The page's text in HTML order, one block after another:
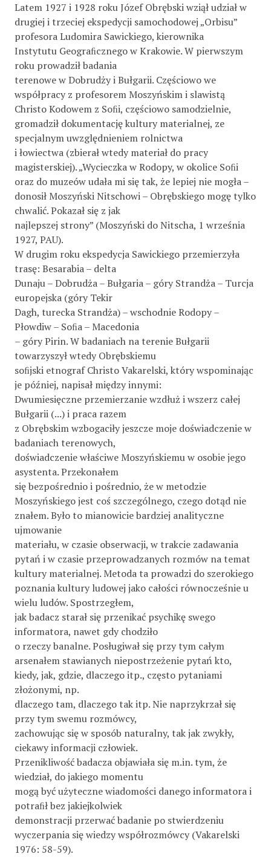
Latem 1927 i 1928 roku Józef Obrębski wziął udział w
drugiej i trzeciej ekspedycji samochodowej „Orbisu”
profesora Ludomira Sawickiego, kierownika
Instytutu Geograﬁcznego w Krakowie. W pierwszym
roku prowadził badania
terenowe w Dobrudży i Bułgarii. Częściowo we
współpracy z profesorem Moszyńskim i slawistą
Christo Kodowem z Soﬁi, częściowo samodzielnie,
gromadził dokumentację kultury materialnej, ze
specjalnym uwzględnieniem rolnictwa
i łowiectwa (zbierał wtedy materiał do pracy
magisterskiej). „Wycieczka w Rodopy, w okolice Soﬁi
oraz do muzeów udała mi się tak, że lepiej nie mogła –
donosił Moszyński Nitschowi – Obrębskiego mogę tylko
chwalić. Pokazał się z jak
najlepszej strony” (Moszyński do Nitscha, 1 września
1927, PAU).
W drugim roku ekspedycja Sawickiego przemierzyła
trasę: Besarabia – delta
Dunaju – Dobrudża – Bułgaria – góry Strandża – Turcja
europejska (góry Tekir
Dagh, turecka Strandża) – wschodnie Rodopy –
Płowdiw – Soﬁa – Macedonia
– góry Pirin. W badaniach na terenie Bułgarii
towarzyszył wtedy Obrębskiemu
soﬁjski etnograf Christo Vakarelski, który wspominając
je później, napisał między innymi:
Dwumiesięczne przemierzanie wzdłuż i wszerz całej
Bułgarii (...) i praca razem
z Obrębskim wzbogaciły jeszcze moje doświadczenie w
badaniach terenowych,
doświadczenie właściwe Moszyńskiemu w osobie jego
asystenta. Przekonałem
się bezpośrednio i pośrednio, że w metodzie
Moszyńskiego jest coś szczególnego, czego dotąd nie
znałem. Było to mianowicie bardziej analityczne
ujmowanie
materiału, w czasie obserwacji, w trakcie zadawania
pytań i w czasie przeprowadzanych rozmów na temat
kultury materialnej. Metoda ta prowadzi do szerokiego
poznania kultury ludowej jako całości równocześnie u
wielu ludów. Spostrzegłem,
jak badacz starał się przenikać psychikę swego
informatora, nawet gdy chodziło
o rzeczy banalne. Posługiwał się przy tym całym
arsenałem stawianych niepostrzeżenie pytań kto,
kiedy, jak, gdzie, dlaczego itp., często pytaniami
złożonymi, np.
dlaczego tam, dlaczego tak itp. Nie naprzykrzał się
przy tym swemu rozmówcy,
zachowując się w sposób naturalny, tak jak zwykły,
ciekawy informacji człowiek.
Przenikliwość badacza objawiała się m.in. tym, że
wiedział, do jakiego momentu
mogą być użyteczne wiadomości danego informatora i
potraﬁł bez jakiejkolwiek
demonstracji przerwać badanie po stwierdzeniu
wyczerpania się wiedzy współrozmówcy (Vakarelski
1976: 58-59).